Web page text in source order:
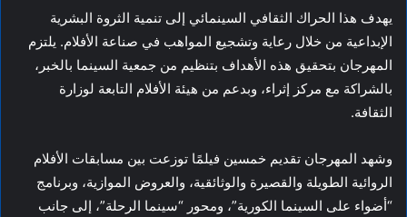
يهدف هذا الحراك الثقافي السينمائي إلى تنمية الثروة البشرية
الإبداعية من خلال رعاية وتشجيع المواهب في صناعة الأفلام. يلتزم
المهرجان بتحقيق هذه الأهداف بتنظيم من جمعية السينما بالخبر،
بالشراكة مع مركز إثراء، وبدعم من هيئة الأفلام التابعة لوزارة
الثقافة.
وشهد المهرجان تقديم خمسين فيلمًا توزعت بين مسابقات الأفلام
الروائية الطويلة والقصيرة والوثائقية، والعروض الموازية، وبرنامج
“أضواء على السينما الكورية”، ومحور “سينما الرحلة”، إلى جانب